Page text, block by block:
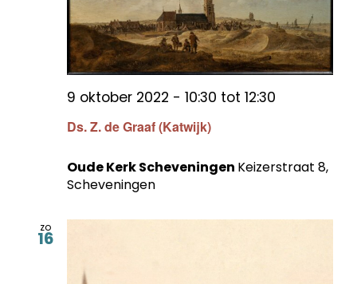
Ds. Z. de Graaf (Katwijk)
9 oktober 2022 - 10:30 tot 12:30
Oude Kerk Scheveningen Keizerstraat 8,
Scheveningen
zo
16